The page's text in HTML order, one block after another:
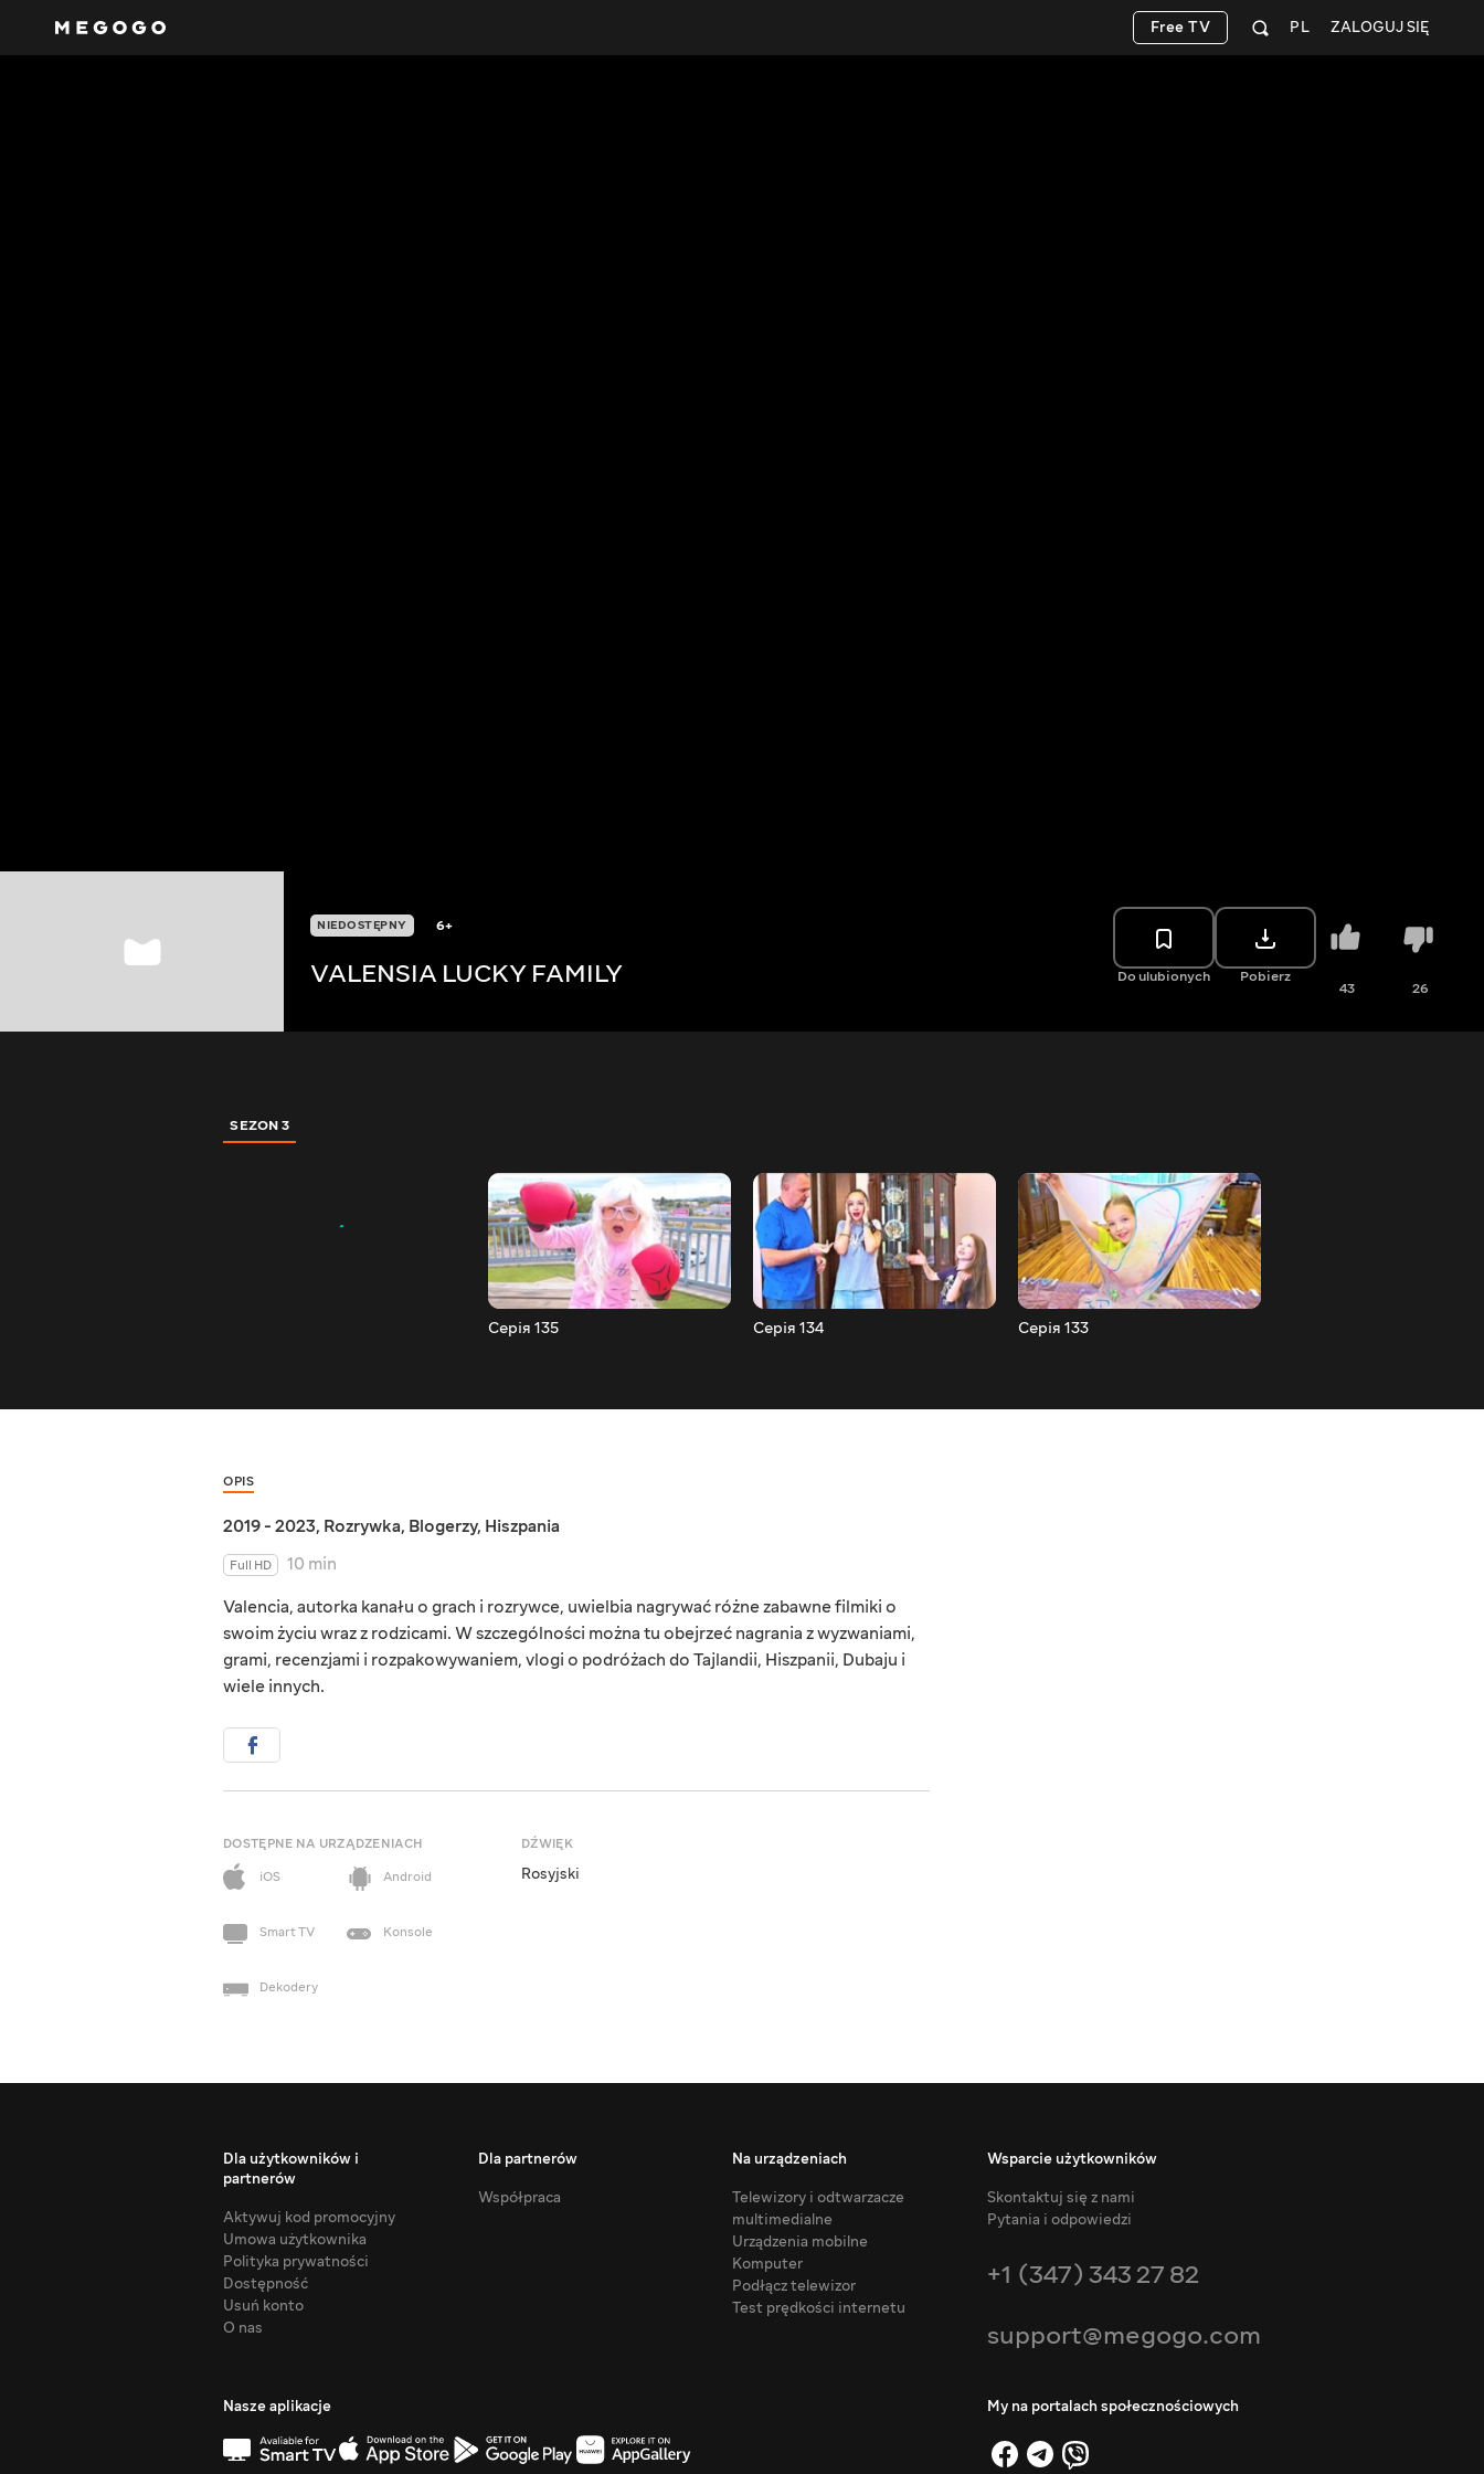
ZALOGUJ SIĘ
PL
Free TV
NIEDOSTĘPNY 6+
VALENSIA LUCKY FAMILY Do ulubionych Pobierz
43 26
SEZON 3
Серія 135 Серія 134 Серія 133
OPIS
2019 - 2023, Rozrywka, Blogerzy, Hiszpania
Full HD
10 min
Valencia, autorka kanału o grach i rozrywce, uwielbia nagrywać różne zabawne filmiki o
swoim życiu wraz z rodzicami. W szczególności można tu obejrzeć nagrania z wyzwaniami,
grami, recenzjami i rozpakowywaniem, vlogi o podróżach do Tajlandii, Hiszpanii, Dubaju i
wiele innych.
DOSTĘPNE NA URZĄDZENIACH
iOS
Android
Smart TV Konsole
Dekodery
DŹWIĘK
Rosyjski
Dla użytkowników i
partnerów
Aktywuj kod promocyjny
Umowa użytkownika
Polityka prywatności
Dostępność
Usuń konto
O nas
Dla partnerów
Współpraca
Na urządzeniach
Telewizory i odtwarzacze
multimedialne
Urządzenia mobilne
Komputer
Podłącz telewizor
Test prędkości internetu
Wsparcie użytkowników
Skontaktuj się z nami
Pytania i odpowiedzi
+1 (347) 343 27 82
support@megogo.com
Nasze aplikacje My na portalach społecznościowych